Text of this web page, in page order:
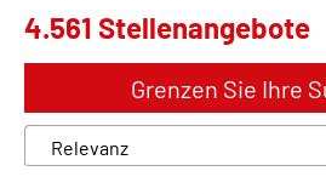
4.561 Stellenangebote
Grenzen Sie Ihre